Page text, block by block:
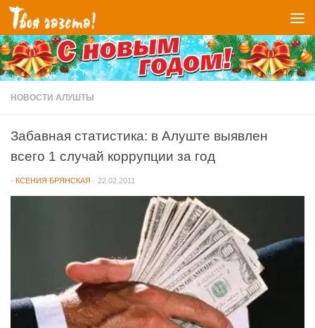
Перейти к содержимому
НОВОСТИ АЛУШТЫ
Забавная статистика: в Алуште выявлен
всего 1 случай коррупции за год
- КСЕНИЯ БРЯНСКАЯ · 22.02.2011